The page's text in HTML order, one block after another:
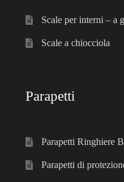
Scale per interni – a
Scale a chiocciola
Parapetti
Parapetti Ringhiere
Parapetti di